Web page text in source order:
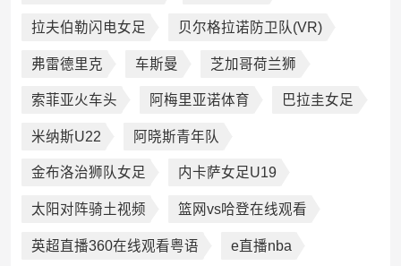
拉夫伯勒闪电女足 贝尔格拉诺防卫队(VR)
弗雷德里克 车斯曼 芝加哥荷兰狮
索菲亚火车头 阿梅里亚诺体育 巴拉圭女足
米纳斯U22 阿晓斯青年队
金布洛治狮队女足 内卡萨女足U19
太阳对阵骑土视频 篮网vs哈登在线观看
英超直播360在线观看粤语 e直播nba